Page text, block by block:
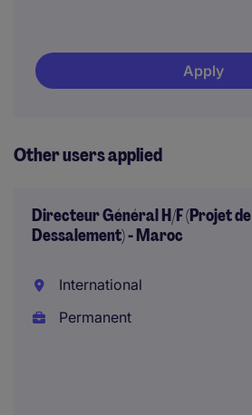
Apply
Other users applied
Directeur Général H/F (Projet de
Dessalement) - Maroc
International
Permanent